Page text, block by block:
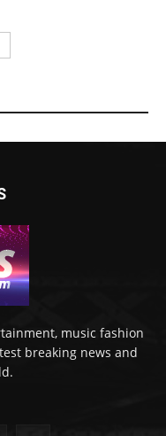
music fashion
breaking news and